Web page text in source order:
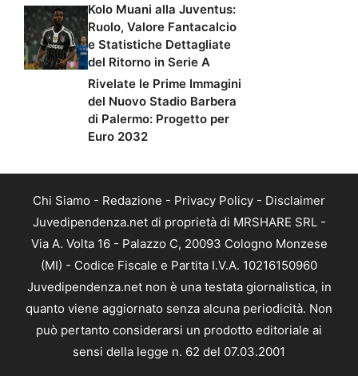
Kolo Muani alla Juventus:
Ruolo, Valore Fantacalcio
e Statistiche Dettagliate
del Ritorno in Serie A
Rivelate le Prime Immagini
del Nuovo Stadio Barbera
di Palermo: Progetto per
Euro 2032
Chi Siamo - Redazione - Privacy Policy - Disclaimer
Juvedipendenza.net di proprietà di MRSHARE SRL -
Via A. Volta 16 - Palazzo C, 20093 Cologno Monzese
(MI) - Codice Fiscale e Partita I.V.A. 10216150960
Juvedipendenza.net non è una testata giornalistica, in
quanto viene aggiornato senza alcuna periodicità. Non
può pertanto considerarsi un prodotto editoriale ai
sensi della legge n. 62 del 07.03.2001